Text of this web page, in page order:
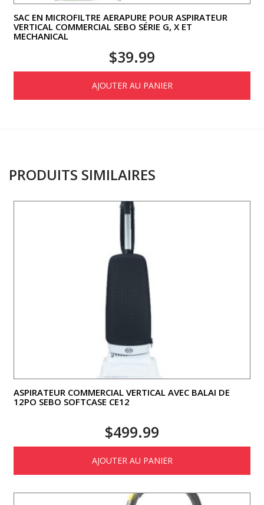
SAC EN MICROFILTRE AERAPURE POUR ASPIRATEUR
VERTICAL COMMERCIAL SEBO SÉRIE G, X ET
MECHANICAL
$39.99
AJOUTER AU PANIER
PRODUITS SIMILAIRES
ASPIRATEUR COMMERCIAL VERTICAL AVEC BALAI DE
12PO SEBO SOFTCASE CE12
$499.99
AJOUTER AU PANIER